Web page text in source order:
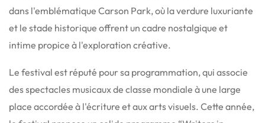
dans l'emblématique Carson Park, où la verdure luxuriante
et le stade historique offrent un cadre nostalgique et
intime propice à l'exploration créative.
Le festival est réputé pour sa programmation, qui associe
des spectacles musicaux de classe mondiale à une large
place accordée à l'écriture et aux arts visuels. Cette année,